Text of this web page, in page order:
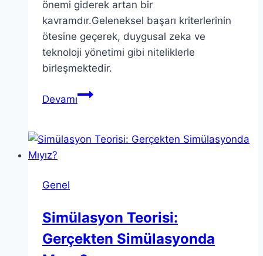
önemi giderek artan bir
kavramdır.Geleneksel başarı kriterlerinin
ötesine geçerek, duygusal zeka ve
teknoloji yönetimi gibi niteliklerle
birleşmektedir.
DevamıLiderlik:
Yöneticiler
Genel
Simülasyon Teorisi:
Gerçekten Simülasyonda